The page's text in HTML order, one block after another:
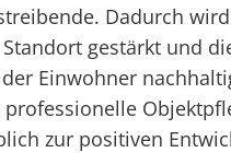
Dadurch
gestärkt und
Einwohner
zur positiven